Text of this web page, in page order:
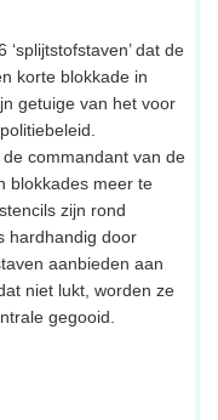
dat de
korte blokkade in
getuige van het voor
commandant van de
blokkades meer te
zijn rond
hardhandig door
aanbieden aan
niet lukt, worden ze
gegooid.